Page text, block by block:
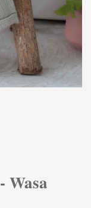
Wasa